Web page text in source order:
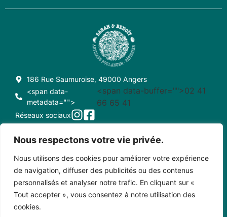
Nous respectons votre vie privée.
Nous utilisons des cookies pour améliorer votre expérience
de navigation, diffuser des publicités ou des contenus
personnalisés et analyser notre trafic. En cliquant sur «
Tout accepter », vous consentez à notre utilisation des
cookies.
186 Rue Saumuroise, 49000 Angers
<span data-
metadata="">
<span data-buffer="">02 41
66 65 41
Réseaux sociaux
CONDITIONS GÉNÉRALES DE VENTE CRÉDITS
MENTIONS LÉGALES